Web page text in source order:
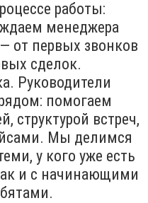
работы:
менеджера
от первых звонков
сделок.
Руководители
помогаем
структурой встреч,
Мы делимся
у кого уже есть
и с начинающими